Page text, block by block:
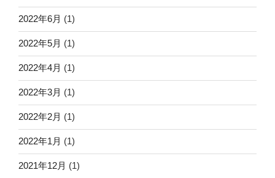
2022年6月 (1)
2022年5月 (1)
2022年4月 (1)
2022年3月 (1)
2022年2月 (1)
2022年1月 (1)
2021年12月 (1)